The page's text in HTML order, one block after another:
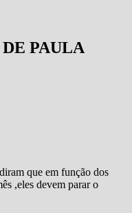
PAULA
que em função dos
,eles devem parar o